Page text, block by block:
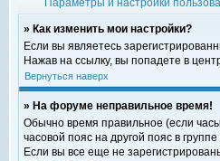
Параметры и настройки
» Как изменить мои настройки?
Если вы являетесь
Нажав на ссылку, вы попадете в
Вернуться наверх
» На форуме неправильное время!
Обычно время правильное (если
часовой пояс на другой пояс в
Если вы все еще не